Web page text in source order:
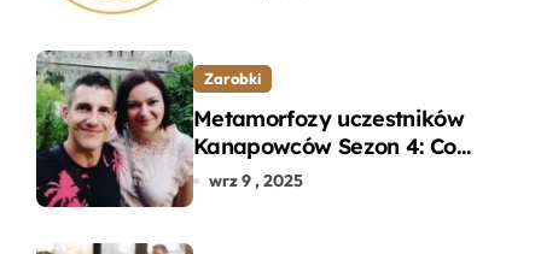
Zarobki
Metamorfozy uczestników
Kanapowców Sezon 4: Co
naprawdę zaskoczyło
wrz 9 , 2025